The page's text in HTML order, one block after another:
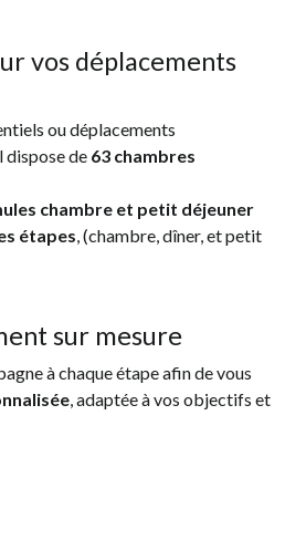
vos déplacements
ou déplacements
dispose de 63 chambres
chambre et petit déjeuner
étapes , (chambre, dîner, et petit
sur mesure
à chaque étape afin de vous
, adaptée à vos objectifs et